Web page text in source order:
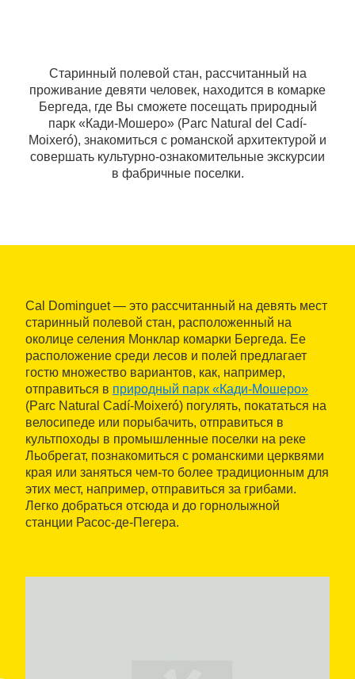
Старинный полевой стан, рассчитанный на
проживание девяти человек, находится в комарке
Бергеда, где Вы сможете посещать природный
парк «Кади-Мошеро» (Parc Natural del Cadí-
Moixeró), знакомиться с романской архитектурой и
совершать культурно-ознакомительные экскурсии
в фабричные поселки.
Cal Dominguet — это рассчитанный на девять мест
старинный полевой стан, расположенный на
околице селения Монклар комарки Бергеда. Ее
расположение среди лесов и полей предлагает
гостю множество вариантов, как, например,
отправиться в природный парк «Кади-Мошеро»
(Parc Natural Cadí-Moixeró) погулять, покататься на
велосипеде или порыбачить, отправиться в
культпоходы в промышленные поселки на реке
Льобрегат, познакомиться с романскими церквями
края или заняться чем-то более традиционным для
этих мест, например, отправиться за грибами.
Легко добраться отсюда и до горнолыжной
станции Расос-де-Пегера.